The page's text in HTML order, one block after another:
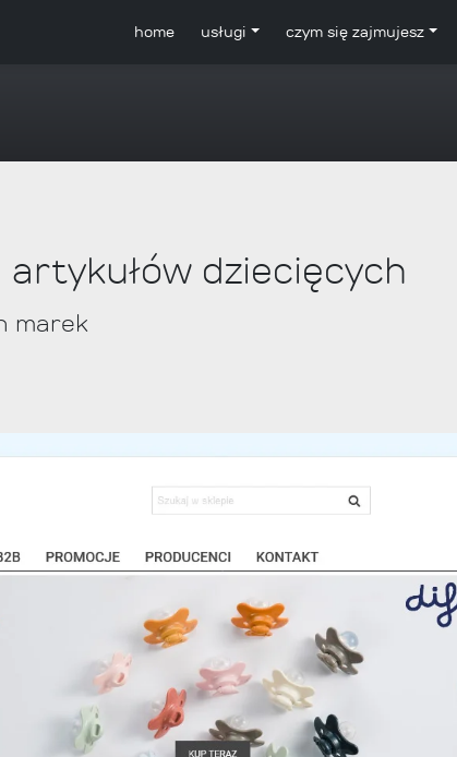
home usługi czym się zajmujesz
dziecięcych
marek